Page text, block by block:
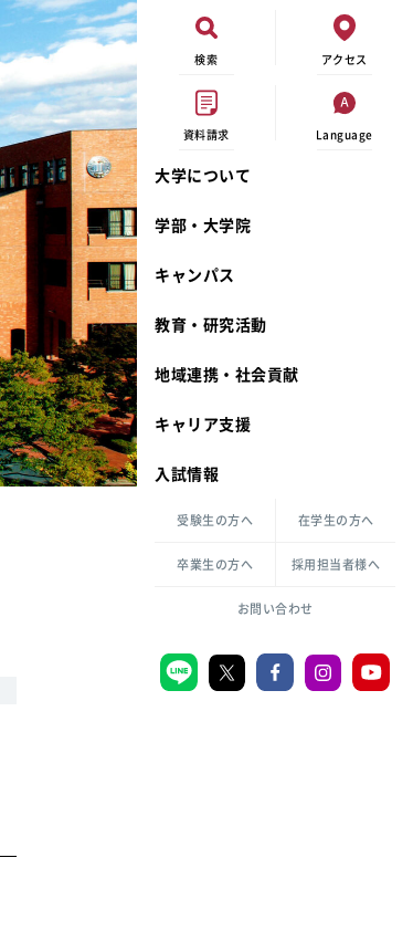
検索 アクセス
資料請求 Language
大学について
宮城学院 校歌
礼拝堂
カリキュラム・ポリシー
倫理憲章
ハラスメントの防止
共生のための多様性宣言
学部・大学院
生活文化デザイン学科
一般教育課程
キャンパス
奨学金
大学祭
キャンパスメンバーズ
教職センター
学芸員課程
図書館司書課程
教育・研究活動動物実験に関する情報公開
キリスト教文化研究所
生活環境科学研究所
地域連携・社会貢献
カリキュラム・入室方法
キャリア支援
入試情報
受験生の方へ 在学生の方へ
卒業生の方へ 採用担当者様へ
お問い合わせ